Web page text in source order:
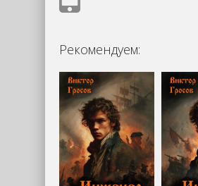
Рекомендуем: